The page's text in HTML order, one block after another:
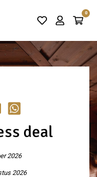
0
in één klik!
deal
2026
2026